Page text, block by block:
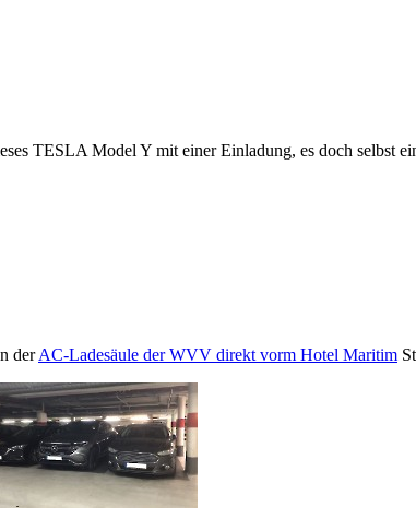
TESLA Model Y mit einer Einladung, es doch selbst
derAC-Ladesäule der WVV direkt vorm Hotel Maritim